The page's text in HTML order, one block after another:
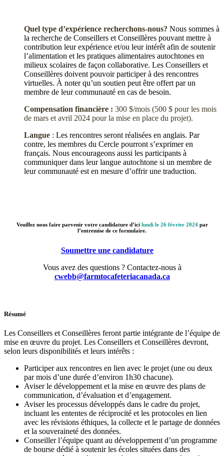
Quel type d’expérience recherchons-nous? Nous sommes à
la recherche de Conseillers et Conseillères pouvant mettre à
contribution leur expérience et/ou leur intérêt afin de soutenir
l’alimentation et les pratiques alimentaires autochtones en
milieux scolaires de façon collaborative. Les Conseillers et
Conseillères doivent pouvoir participer à des rencontres
virtuelles. À noter qu’un soutien peut être offert par un
membre de leur communauté en cas de besoin.
Compensation financière : 300 $/mois (500 $ pour les mois
de mars et avril 2024 pour la mise en place du projet).
Langue : Les rencontres seront réalisées en anglais. Par
contre, les membres du Cercle pourront s’exprimer en
français. Nous encourageons aussi les participants à
communiquer dans leur langue autochtone si un membre de
leur communauté est en mesure d’offrir une traduction.
Veuillez nous faire parvenir votre candidature d’ici lundi le 26 février 2024par
l’entremise de ce formulaire.
Soumettre une candidature
Vous avez des questions ? Contactez-nous à
cwebb@farmtocafeteriacanada.ca
Résumé
Les Conseillers et Conseillères feront partie intégrante de l’équipe de
mise en œuvre du projet. Les Conseillers et Conseillères devront,
selon leurs disponibilités et leurs intérêts :
Participer aux rencontres en lien avec le projet (une ou deux
par mois d’une durée d’environ 1h30 chacune).
Aviser le développement et la mise en œuvre des plans de
communication, d’évaluation et d’engagement.
Aviser les processus développés dans le cadre du projet,
incluant les ententes de réciprocité et les protocoles en lien
avec les révisions éthiques, la collecte et le partage de données
et la souveraineté des données.
Conseiller l’équipe quant au développement d’un programme
de bourse dédié à soutenir les écoles situées dans des